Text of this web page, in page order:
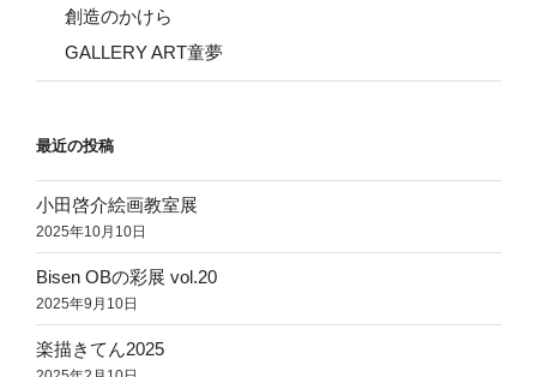
創造のかけら
GALLERY ART童夢
最近の投稿
小田啓介絵画教室展
2025年10月10日
Bisen OBの彩展 vol.20
2025年9月10日
楽描きてん2025